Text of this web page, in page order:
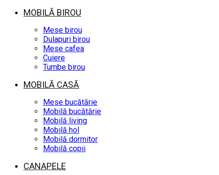
MOBILĂ BIROU
Mese birou
Dulapuri birou
Mese cafea
Cuiere
Tumbe birou
MOBILĂ CASĂ
Mese bucătărie
Mobilă bucătărie
Mobilă living
Mobilă hol
Mobilă dormitor
Mobilă copii
CANAPELE